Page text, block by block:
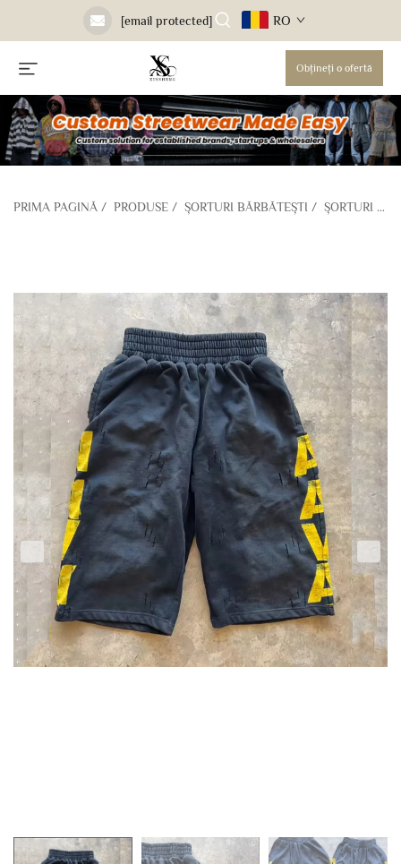
[email protected] RO
Obțineți o ofertă
PRIMA PAGINĂ / PRODUSE / ȘORTURI BĂRBĂTEȘTI / ȘORTURI DE TRENING